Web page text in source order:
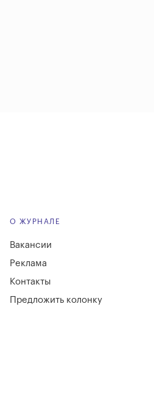
О ЖУРНАЛЕ
Вакансии
Реклама
Контакты
Предложить колонку